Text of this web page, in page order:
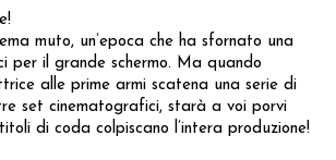
muto, un’epoca che ha sfornato una
per il grande schermo. Ma quando
alle prime armi scatena una serie di
set cinematografici, starà a voi porvi
di coda colpiscano l’intera produzione!